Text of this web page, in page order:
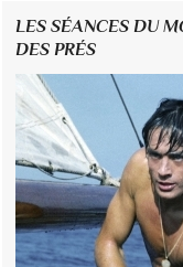
LES SÉANCES DU
DES PRÉS